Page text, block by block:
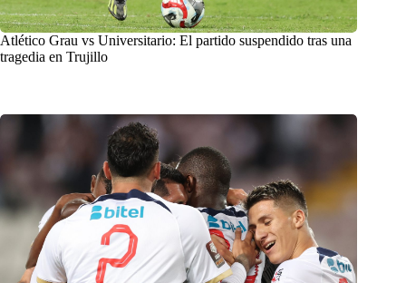
Atlético Grau vs Universitario: El partido suspendido tras una
tragedia en Trujillo